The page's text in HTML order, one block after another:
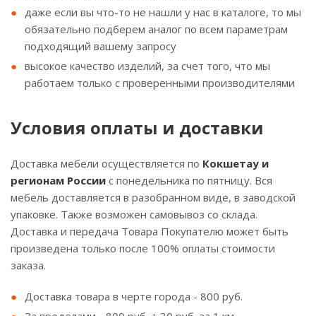
даже если вы что-то не нашли у нас в каталоге, то мы
обязательно подберем аналог по всем параметрам
подходящий вашему запросу
высокое качество изделий, за счет того, что мы
работаем только с проверенными производителями
Условия оплаты и доставки
Доставка мебели осуществляется по Кокшетау и
регионам России с понедельника по пятницу. Вся
мебель доставляется в разобранном виде, в заводской
упаковке. Также возможен самовывоз со склада.
Доставка и передача Товара Покупателю может быть
произведена только после 100% оплаты стоимости
заказа.
Доставка товара в черте города - 800 руб.